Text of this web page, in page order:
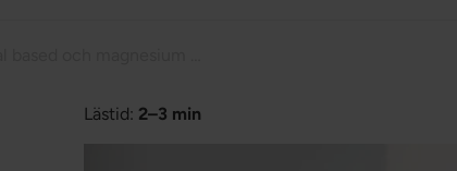
Lästid: 2–3 min